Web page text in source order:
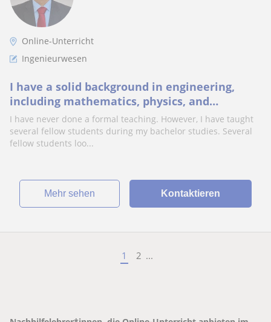
Online-Unterricht
Ingenieurwesen
I have a solid background in engineering,
including mathematics, physics, and
chemistry
I have never done a formal teaching. However, I have taught
several fellow students during my bachelor studies. Several
fellow students loo...
Mehr sehen Kontaktieren
1 2 ...